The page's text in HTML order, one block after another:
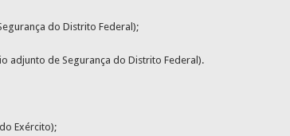
do Distrito Federal);
adjunto de Segurança do Distrito Federal).
Exército);